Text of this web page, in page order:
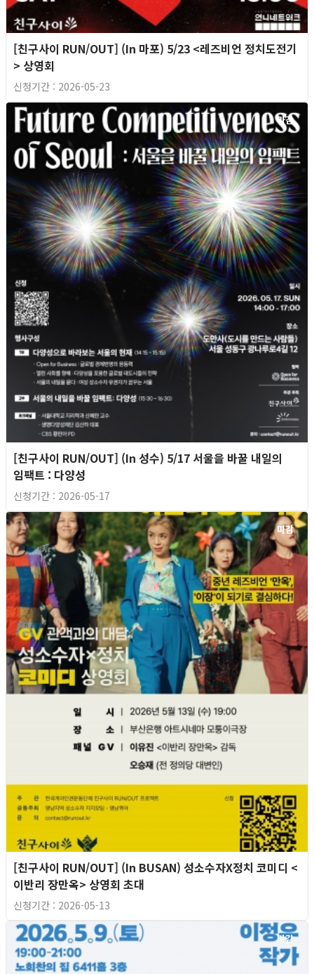
[친구사이 RUN/OUT] (In 마포) 5/23 <레즈비언 정치도전기
> 상영회
신청기간 : 2026-05-23
마감
[친구사이 RUN/OUT] (In 성수) 5/17 서울을 바꿀 내일의
임팩트 : 다양성
신청기간 : 2026-05-17
마감
[친구사이 RUN/OUT] (In BUSAN) 성소수자X정치 코미디 <
이반리 장만옥> 상영회 초대
신청기간 : 2026-05-13
마감